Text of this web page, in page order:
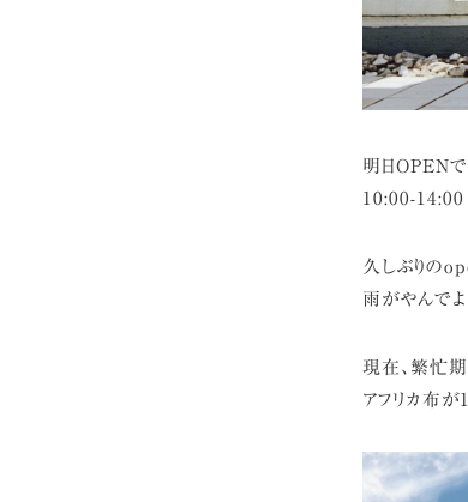
明日OPEN
10:00-14:00
久しぶりの
雨がやんでよ
現在、繁忙期
アフリカ布